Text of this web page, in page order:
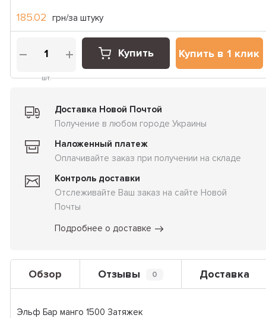
185.02 грн/за штуку
шт.
Купить Купить в 1 клик
Доставка Новой Почтой
Получение в любом городе Украины
Наложенный платеж
Оплачивайте заказ при получении на складе
Контроль доставки
Отслеживайте Ваш заказ на сайте Новой
Почты
Подробнее о доставке
Обзор Отзывы 0 Доставка
Эльф Бар манго 1500 Затяжек